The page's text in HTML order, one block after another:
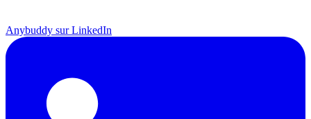
Anybuddy sur LinkedIn